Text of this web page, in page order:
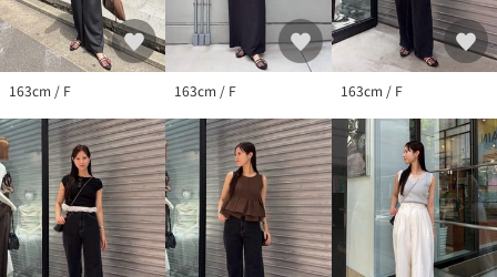
163cm / F 163cm / F 163cm / F